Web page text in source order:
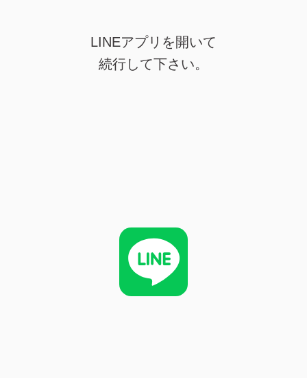
LINEアプリを開いて
続行して下さい。